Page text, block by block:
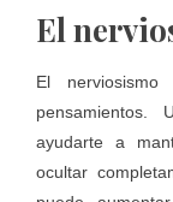
El
El
pensamientos.
ayudarte a
ocultar